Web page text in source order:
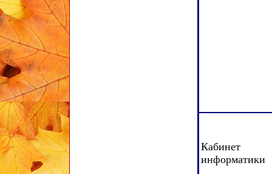
Кабинет
информатики